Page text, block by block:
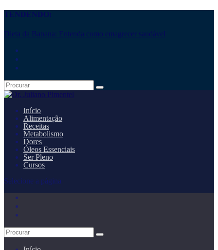
TENDENDO:
Dieta da Banana: Entenda como emagrecer saudável
Início
Alimentação
Receitas
Metabolismo
Dores
Óleos Essenciais
Ser Pleno
Cursos
Selecione a página